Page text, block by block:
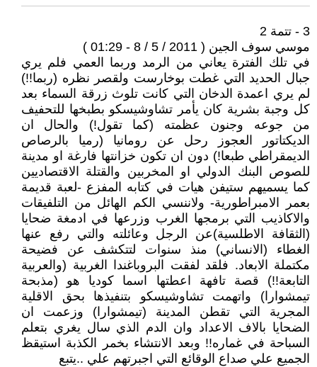
3 - تتمة 2
موسي سوف الجين ( 2011 / 5 / 8 - 01:29 )
في تلك الفترة يعاني من الرمد وربما العمي فلم يري
جبال الحديد التي غطت بوخارست ولقصر نظره (ربما!!)
لم يري اعمدة الدخان التي كانت تلوث زرقة السماء بعد
كل وجبة بشرية كان يأمر تشاوشيسكو بطبخها للتحفيف
من جوعه وجنون عظمته (كما تقول!) والحال ان
الديكتاتور العجوز رحل عن رومانيا (رميا بالرصاص
الديمقراطي طبعا!) دون ان تكون خزانتها فارغة او مدينة
للصوص البنك الدولي او المخربين والقتلة الاقتصاديين
كما يسميهم ستيفن هيات في كتابه المفزع -لعبة قديمة
بعمر الامبراطورية- ولاننسي الكم الهائل من التلفيقات
والاكاذيب التي برمجها الغرب وزرعها في ادمغة ضحايا
(الثقافة الاطلسية)عن الرجل وعائلته والتي رفع عنها
الغطاء (الانساني) منذ سنوات لتتكشف عن فضيحة
مكتملة الابعاد. فلقد لفقت البروباغندا الغربية (والعربية
التابعة!!) قصة تافهة اعطتها اسما كوديا هو (مذبحة
تيمشوارا) واتهمت تشاوشيسكو بتنفيذها بحق الاقلية
المجرية التي تقطن المدينة (تيمشوارا) وزعمت ان
الضحايا بالاف الاعداد وان الدم الذي سال يغري بتعلم
السباحة في غماره!! وبعد الانتشاء بخمر الكذبة استيقظ
الجميع علي صداع الوقائع التي اجبرتهم علي ..يتبع